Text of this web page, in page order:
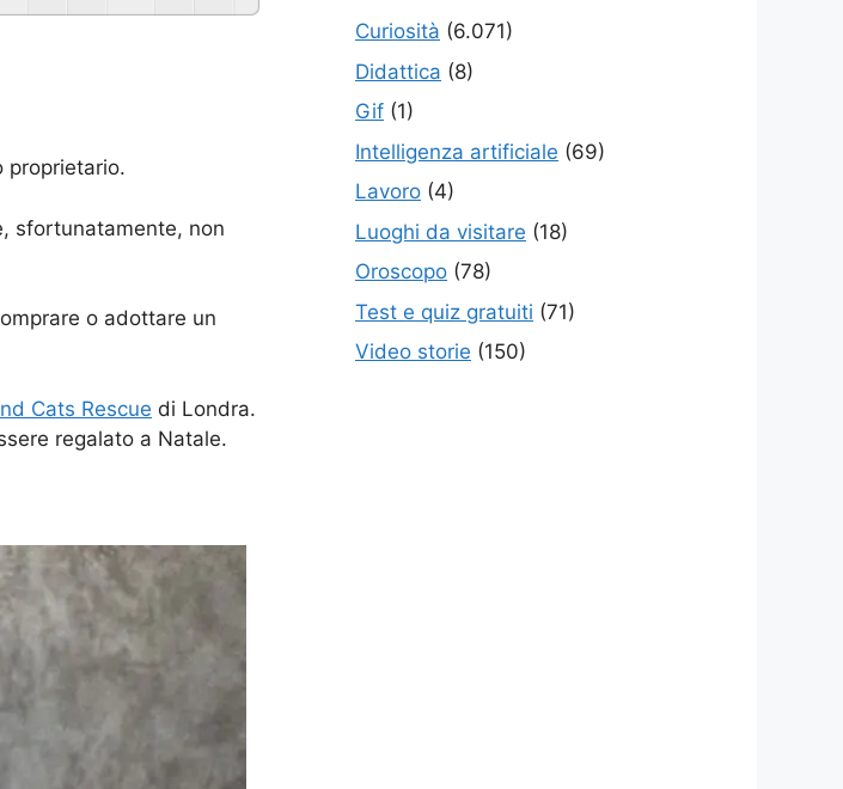
proprietario.
sfortunatamente, non
o adottare un
Cats Rescue di Londra.
regalato a Natale.
Curiosità (6.071)
Didattica (8)
Gif (1)
Intelligenza artificiale (69)
Lavoro (4)
Luoghi da visitare (18)
Oroscopo (78)
Test e quiz gratuiti (71)
Video storie (150)